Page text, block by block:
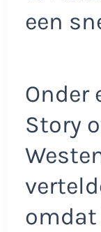
een
Onder
Story
omdat